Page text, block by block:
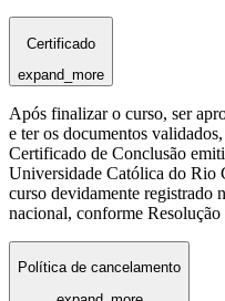
Certificado
expand_more
Após finalizar o curso, ser
e ter os documentos
Certificado de Conclusão
Universidade Católica do Rio
curso devidamente
nacional, conforme
Política de cancelamento